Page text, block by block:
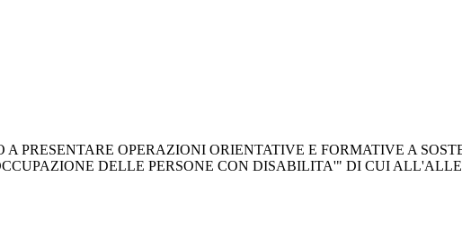
PRESENTARE OPERAZIONI ORIENTATIVE E FORMATIVE A
DELLE PERSONE CON DISABILITA'" DI CUI